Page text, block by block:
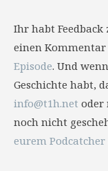
Ihr habt Feedback
einen Kommentar
Episode. Und
Geschichte habt,
info@t1h.net oder
noch nicht
eurem